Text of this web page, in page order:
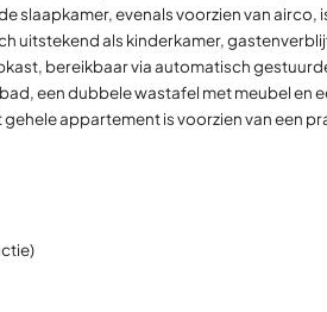
slaapkamer, evenals voorzien van airco,
uitstekend als kinderkamer,
bereikbaar via automatisch
een dubbele wastafel met meubel en
appartement is voorzien van een